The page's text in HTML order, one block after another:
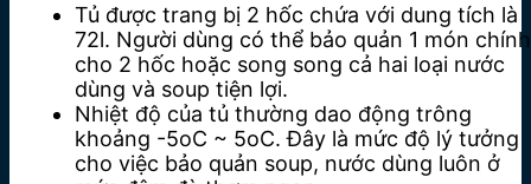
Tủ được trang bị 2 hốc chứa với dung tích là
72l. Người dùng có thể bảo quản 1 món chính
cho 2 hốc hoặc song song cả hai loại nước
dùng và soup tiện lợi.
Nhiệt độ của tủ thường dao động trông
khoảng -5oC ~ 5oC. Đây là mức độ lý tưởng
cho việc bảo quản soup, nước dùng luôn ở